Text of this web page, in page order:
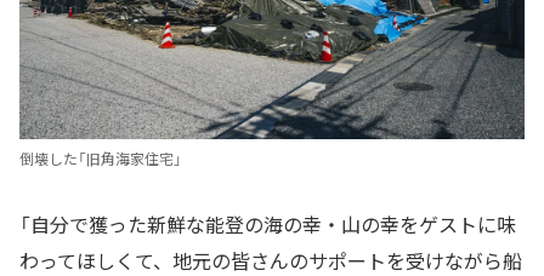
倒壊した「旧角海家住宅」
「自分で獲った新鮮な能登の海の幸・山の幸をゲストに味
わってほしくて、地元の皆さんのサポートを受けながら船